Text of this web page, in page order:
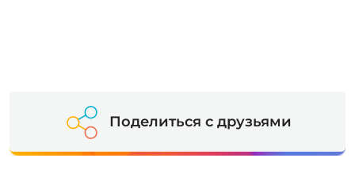
Поделиться с друзьями